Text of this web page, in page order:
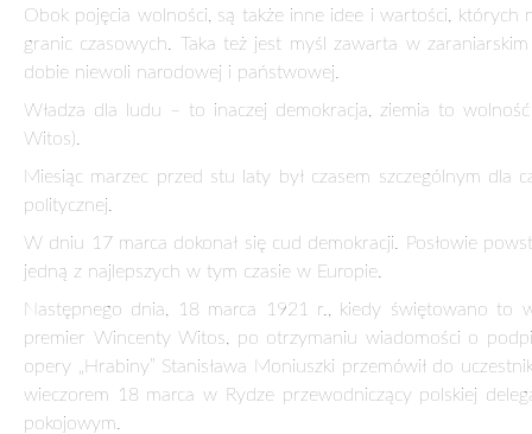
KONSTYTUCJA MARCOWA 1921 ROKU
1 kwietnia 2021
rocznica uchwalenia
17 marca 1921 r. dokonał się cud demokracji. Posłowie
tym czasie w Europie.
Dotychczasowe dzieje ludzkości i Polski pokazują, że
łatwo, a odbudować w mozole trudno i trwa to długo.